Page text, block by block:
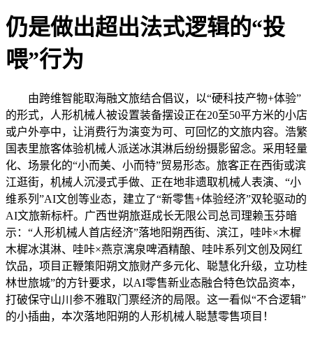
仍是做出超出法式逻辑的“投
喂”行为
由跨维智能取海融文旅结合倡议，以“硬科技产物+体验”
的形式，人形机械人被设置装备摆设正在20至50平方米的小店
或户外亭中，让消费行为演变为可、可回忆的文旅内容。浩繁
国表里旅客体验机械人派送冰淇淋后纷纷摄影留念。采用轻量
化、场景化的“小而美、小而特”贸易形态。旅客正在西街或滨
江逛街，机械人沉浸式手做、正在地非遗取机械人表演、“小
维系列”AI文创等业态，建立了“新零售+体验经济”双轮驱动的
AI文旅新标杆。广西世朔旅逛成长无限公司总司理赖玉芬暗
示：“人形机械人首店经济”落地阳朔西街、滨江，哇咔×木樨
木樨冰淇淋、哇咔×燕京漓泉啤酒精酿、哇咔系列文创及网红
饮品，项目正鞭策阳朔文旅财产多元化、聪慧化升级，立功桂
林世旅城”的方针要求，以AI零售新业态融合特色饮品资本，
打破保守山川参不雅取门票经济的局限。这一看似“不合逻辑”
的小插曲，本次落地阳朔的人形机械人聪慧零售项目！